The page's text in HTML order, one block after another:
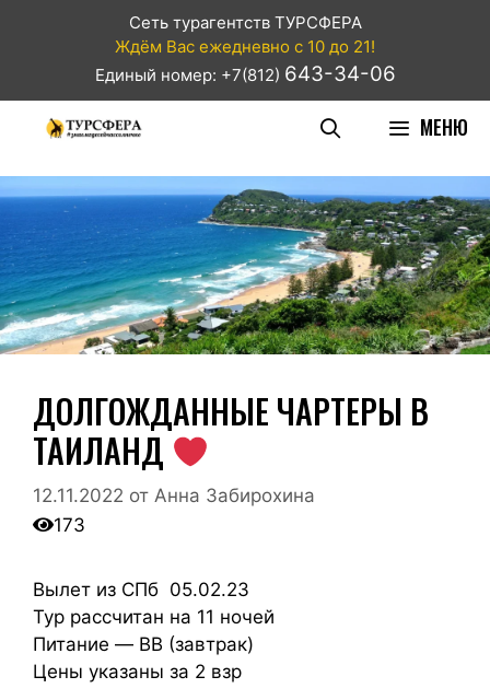
Сеть турагентств ТУРСФЕРА
Ждём Вас ежедневно с 10 до 21!
Единый номер: +7(812) 643-34-06
МЕНЮ
ДОЛГОЖДАННЫЕ ЧАРТЕРЫ В
ТАИЛАНД
12.11.2022 от Анна Забирохина
173
Вылет из СПб 05.02.23
Тур рассчитан на 11 ночей
Питание — BB (завтрак)
Цены указаны за 2 взр